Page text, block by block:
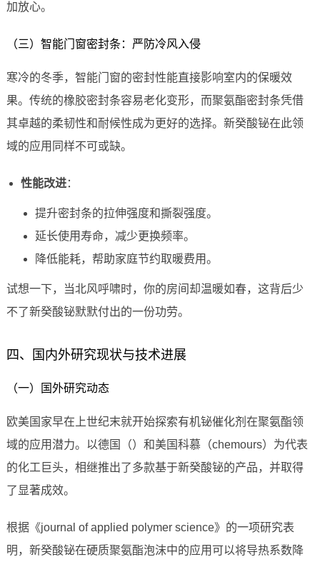
加放心。
（三）智能门窗密封条：严防冷风入侵
寒冷的冬季，智能门窗的密封性能直接影响室内的保暖效
果。传统的橡胶密封条容易老化变形，而聚氨酯密封条凭借
其卓越的柔韧性和耐候性成为更好的选择。新癸酸铋在此领
域的应用同样不可或缺。
性能改进：
提升密封条的拉伸强度和撕裂强度。
延长使用寿命，减少更换频率。
降低能耗，帮助家庭节约取暖费用。
试想一下，当北风呼啸时，你的房间却温暖如春，这背后少
不了新癸酸铋默默付出的一份功劳。
四、国内外研究现状与技术进展
（一）国外研究动态
欧美国家早在上世纪末就开始探索有机铋催化剂在聚氨酯领
域的应用潜力。以德国（）和美国科慕（chemours）为代表
的化工巨头，相继推出了多款基于新癸酸铋的产品，并取得
了显著成效。
根据《journal of applied polymer science》的一项研究表
明，新癸酸铋在硬质聚氨酯泡沫中的应用可以将导热系数降